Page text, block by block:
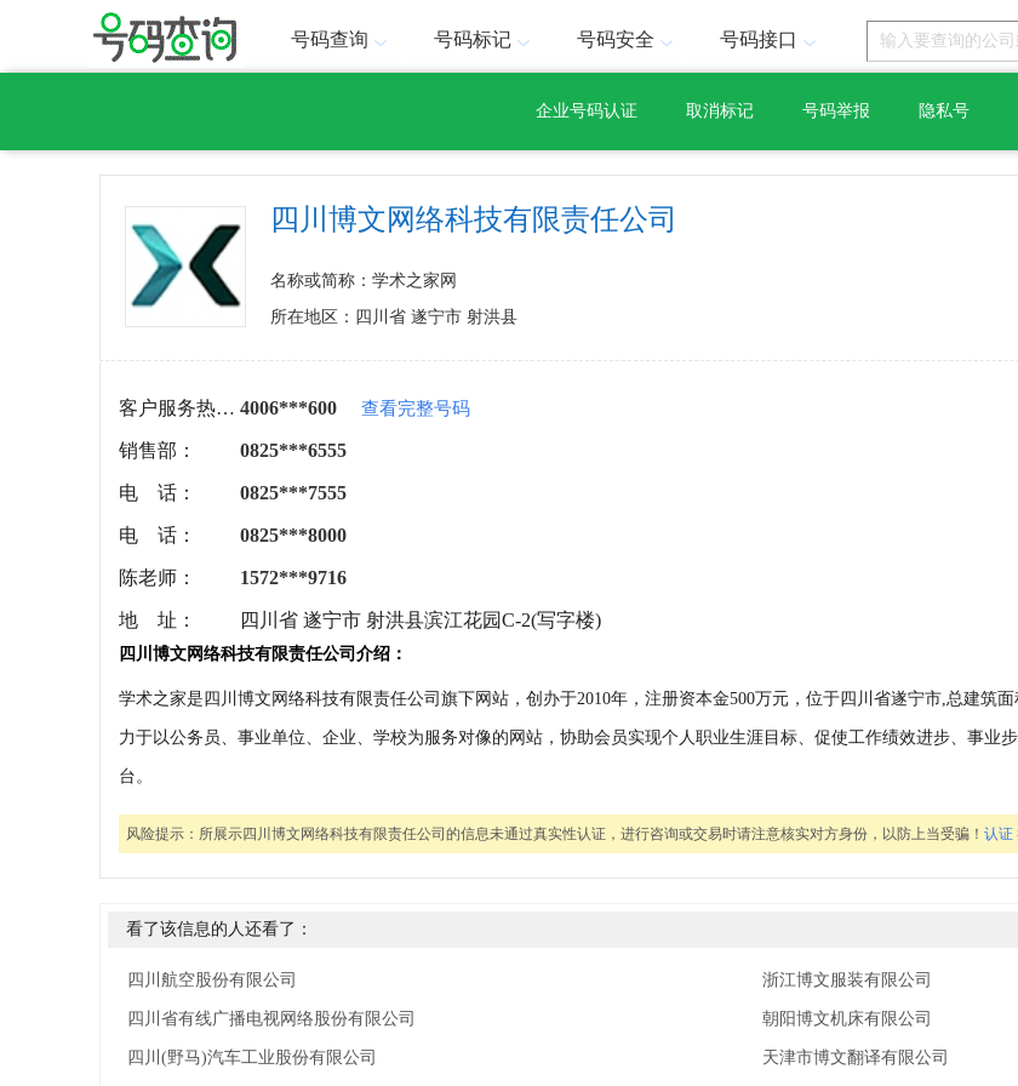
号码查询 号码标记 号码安全 号码接口
企业号码认证 取消标记 号码举报 隐私号
四川博文网络科技有限责任公司
名称或简称：学术之家网
所在地区：四川省 遂宁市 射洪县
客户服务热线： 4006***600 查看完整号码
销售部： 0825***6555
电 话： 0825***7555
电 话： 0825***8000
陈老师： 1572***9716
地 址： 四川省 遂宁市 射洪县滨江花园C-2(写字楼)
四川博文网络科技有限责任公司介绍：
学术之家是四川博文网络科技有限责任公司旗下网站，创办于2010年，注册资本金500万元，位于四川省遂宁市,总建筑
力于以公务员、事业单位、企业、学校为服务对像的网站，协助会员实现个人职业生涯目标、促使工作绩效进步、事业
台。
风险提示： 所展示四川博文网络科技有限责任公司的信息未通过真实性认证，进行咨询或交易时请注意核实对方身份，以防上当受骗！ 认证
看了该信息的人还看了：
四川航空股份有限公司
四川省有线广播电视网络股份有限公司
四川(野马)汽车工业股份有限公司
浙江博文服装有限公司
朝阳博文机床有限公司
天津市博文翻译有限公司